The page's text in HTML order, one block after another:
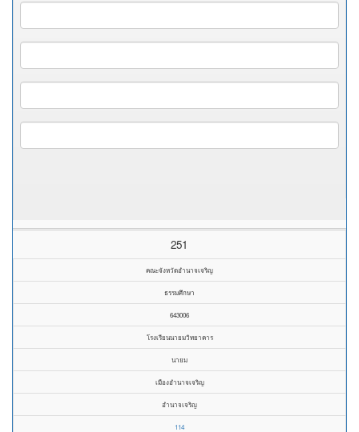
251
คณะจังหวัดอำนาจเจริญ
ธรรมศึกษา
643006
โรงเรียนนายมวิทยาคาร
นายม
เมืองอำนาจเจริญ
อำนาจเจริญ
114